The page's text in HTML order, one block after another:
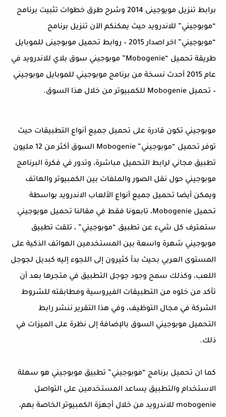
برابط تنزيل مويوجينى 2014 وشرح طرق خطوات تثبيت برنامج
“موبوجيني” للاندرويد حيث يمكنكم الآن تنزيل برنامج
“موبوجيني” اخر اصدار 2015 – روابط تحميل موبوجينى للموبايل
طريقة تحميل “Mobogenie” موبوجيني سوق بلاي للاندرويد في
عام 2015 أحدث نسخة من برنامج موبوجيني للموبايل موبوجيني
– تحميل Mobogenie للكمبيوتر من خلال هذا السوق.
موبوجيني تكون قادرة على تحميل جميع أنواع التطبيقات حيث
توفر تحميل “موبوجيني” Mobogenie السوق أكثر من 12 مليون
تطبيق مجاني لرابط التحميل مباشرة، وتدور في فكرة البرنامج
موبوجيني حول نقل الصور والملفات بين الكمبيوتر والهاتف
ويمكن أيضا تحميل جميع أنواع الألعاب الاندرويد بواسطة
تحميل Mobogenie، تابعونا فقط في مقالنا تحميل موبوجيني
ستعترف كل شيء عن تطبيق “موبوجيني” ، تلقت تطبيق
موبوجيني شهرة واسعة بين المستخدمين الهواتف الذكية على
المستوى العربي بحيث بدأ كثيرون إلى اللجوء إليه كبديل لجوجل
اللعب، وكذلك سمح وجود جوجل التطبيق في متجرها بعد أن
تأكد من خلوه من التطبيقات الفيروسية ومطابقته للشروط
الشركة في مجال التوظيف، وفي هذا التقرير ننشر رابط
التحميل موبوجيني السوق بالإضافة إلى نظرة على الميزات في
ذلك.
كما ان تحميل برنامج “موبوجيني” تطبيق موبوجيني هو سهلة
الاستخدام والتطبيق يساعد المستخدمين على التواصل
mobogenie للاندرويد من خلال أجهزة الكمبيوتر الخاصة بهم،